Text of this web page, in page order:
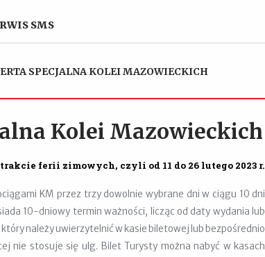
SMS
SPECJALNA KOLEI MAZOWIECKICH
Kolei Mazowieckich
ferii zimowych, czyli od 11 do 26 lutego 2023 r.
KM przez trzy dowolnie wybrane dni w ciągu 10 dni
10-dniowy termin ważności, licząc od daty wydania lub
należy uwierzytelnić w kasie bileto­wej lub bezpośrednio
nie stosuje się ulg. Bilet Turysty można nabyć w kasach